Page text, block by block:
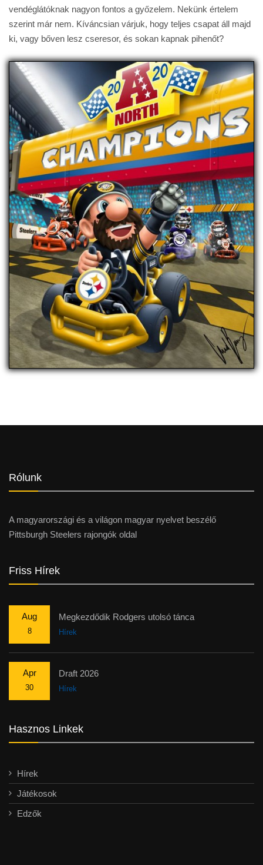
vendéglátóknak nagyon fontos a győzelem. Nekünk értelem
szerint már nem. Kíváncsian várjuk, hogy teljes csapat áll majd
ki, vagy bőven lesz cseresor, és sokan kapnak pihenőt?
Rólunk
A magyarországi és a világon magyar nyelvet beszélő
Pittsburgh Steelers rajongók oldal
Friss Hírek
Aug
8
Megkezdődik Rodgers utolsó tánca
Hírek
Apr
30
Draft 2026
Hírek
Hasznos Linkek
Hírek
Játékosok
Edzők